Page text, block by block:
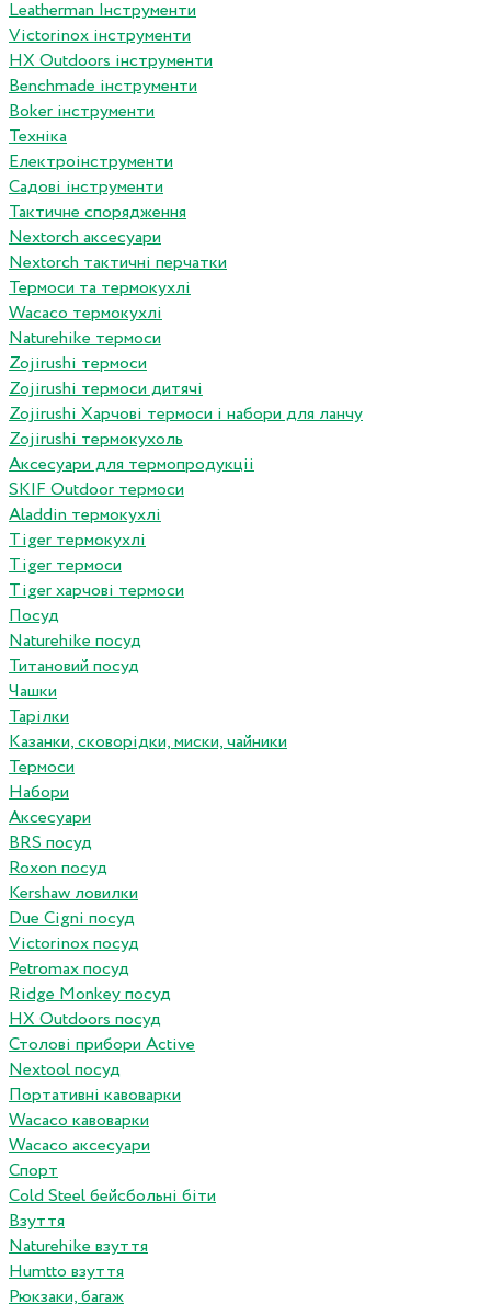
Leatherman Інструменти
Victorinox інструменти
HX Outdoors інструменти
Benchmade інструменти
Boker інструменти
Техніка
Електроінструменти
Садові інструменти
Тактичне спорядження
Nextorch аксесуари
Nextorch тактичні перчатки
Термоси та термокухлі
Wacaco термокухлі
Naturehike термоси
Zojirushi термоси
Zojirushi термоси дитячі
Zojirushi Харчові термоси і набори для ланчу
Zojirushi термокухоль
Аксесуари для термопродукціі
SKIF Outdoor термоси
Aladdin термокухлі
Tiger термокухлі
Tiger термоси
Tiger харчові термоси
Посуд
Naturehike посуд
Титановий посуд
Чашки
Тарілки
Казанки, сковорідки, миски, чайники
Термоси
Набори
Аксесуари
BRS посуд
Roxon посуд
Kershaw ловилки
Due Cigni посуд
Victorinox посуд
Petromax посуд
Ridge Monkey посуд
HX Outdoors посуд
Столові прибори Active
Nextool посуд
Портативні кавоварки
Wacaco кавоварки
Wacaco аксесуари
Спорт
Cold Steel бейсбольні біти
Взуття
Naturehike взуття
Humtto взуття
Рюкзаки, багаж